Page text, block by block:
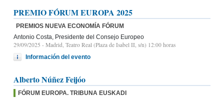
PREMIO FÓRUM EUROPA 2025
PREMIOS NUEVA ECONOMÍA FÓRUM
Antonio Costa, Presidente del Consejo Europeo
29/09/2025 - Madrid, Teatro Real (Plaza de Isabel II, s/n) 12:00 horas
Información del evento
Alberto Núñez Feijóo
FÓRUM EUROPA. TRIBUNA EUSKADI